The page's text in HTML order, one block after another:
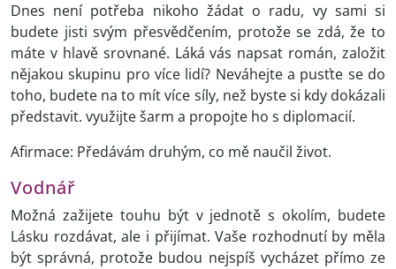
Dnes není potřeba nikoho žádat o radu, vy sami si
budete jisti svým přesvědčením, protože se zdá, že to
máte v hlavě srovnané. Láká vás napsat román, založit
nějakou skupinu pro více lidí? Neváhejte a pusťte se do
toho, budete na to mít více síly, než byste si kdy dokázali
představit. využijte šarm a propojte ho s diplomacií.
Afirmace: Předávám druhým, co mě naučil život.
Vodnář
Možná zažijete touhu být v jednotě s okolím, budete
Lásku rozdávat, ale i přijímat. Vaše rozhodnutí by měla
být správná, protože budou nejspíš vycházet přímo ze